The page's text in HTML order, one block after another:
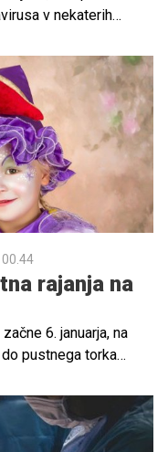
v nekaterih
v Svetovni
kako je s
00.44
rajanja na
6. januarja, na
pustnega torka
povsod pa vrhunec
sledi postna
so se po svetu